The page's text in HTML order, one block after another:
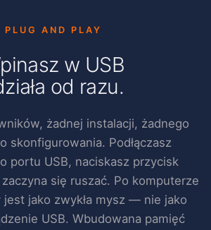
PLUG AND PLAY
w USB
od razu.
żadnej instalacji, żadnego
skonfigurowania. Podłączasz
portu USB, naciskasz przycisk
się ruszać. Po komputerze
jest jako zwykła mysz — nie jako
USB. Wbudowana pamięć